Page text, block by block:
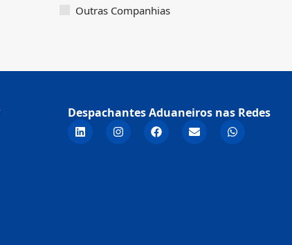
Outras Companhias
Despachantes Aduaneiros nas Redes